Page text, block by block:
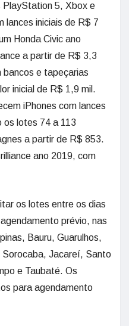
PlayStation 5, Xbox e
lances iniciais de R$ 7
Honda Civic ano
a partir de R$ 3,3
bancos e tapeçarias
inicial de R$ 1,9 mil.
iPhones com lances
os lotes 74 a 113
a partir de R$ 853.
ano 2019, com
os lotes entre os dias
prévio, nas
Bauru, Guarulhos,
Sorocaba, Jacareí, Santo
e Taubaté. Os
para agendamento